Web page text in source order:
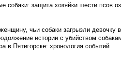
собаки: защита хозяйки шести псов
чьи собаки загрызли девочку
истории с убийством
в Пятигорске: хронология событий